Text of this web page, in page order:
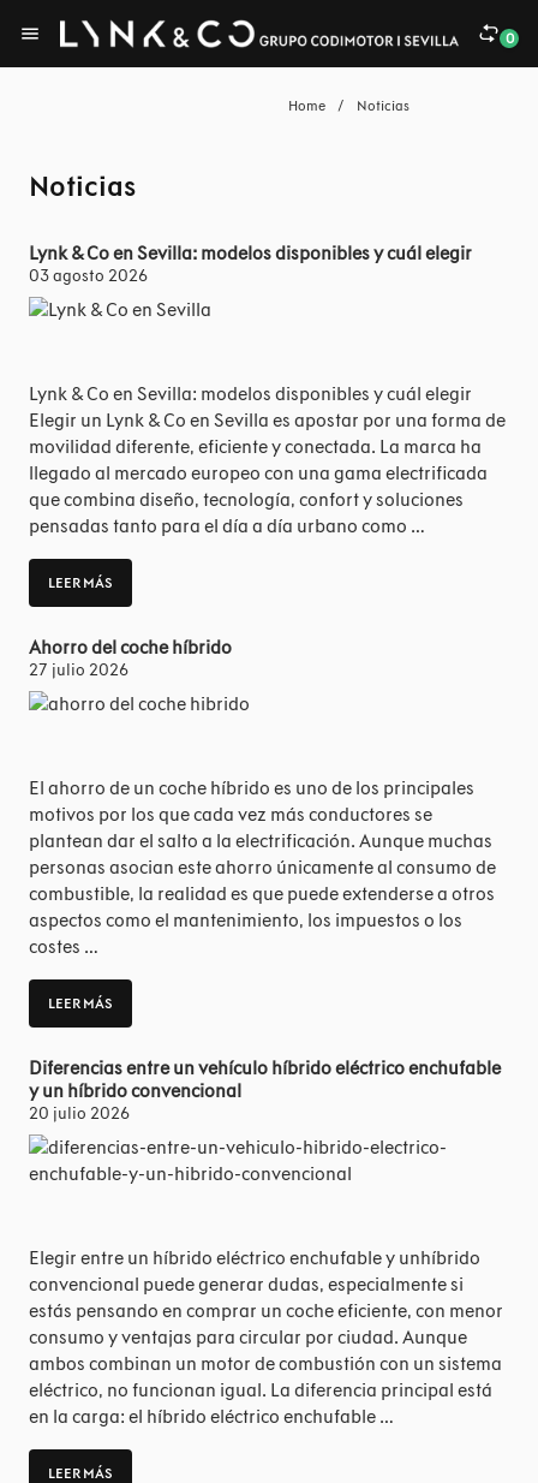
0
Home / Noticias
Noticias
Lynk & Co en Sevilla: modelos disponibles y cuál elegir
03 agosto 2026
Lynk & Co en Sevilla: modelos disponibles y cuál elegir
Elegir un Lynk & Co en Sevilla es apostar por una forma de
movilidad diferente, eficiente y conectada. La marca ha
llegado al mercado europeo con una gama electrificada
que combina diseño, tecnología, confort y soluciones
pensadas tanto para el día a día urbano como …
LEER MÁS
Ahorro del coche híbrido
27 julio 2026
El ahorro de un coche híbrido es uno de los principales
motivos por los que cada vez más conductores se
plantean dar el salto a la electrificación. Aunque muchas
personas asocian este ahorro únicamente al consumo de
combustible, la realidad es que puede extenderse a otros
aspectos como el mantenimiento, los impuestos o los
costes …
LEER MÁS
Diferencias entre un vehículo híbrido eléctrico enchufable
y un híbrido convencional
20 julio 2026
Elegir entre un híbrido eléctrico enchufable y unhíbrido
convencional puede generar dudas, especialmente si
estás pensando en comprar un coche eficiente, con menor
consumo y ventajas para circular por ciudad. Aunque
ambos combinan un motor de combustión con un sistema
eléctrico, no funcionan igual. La diferencia principal está
en la carga: el híbrido eléctrico enchufable …
LEER MÁS